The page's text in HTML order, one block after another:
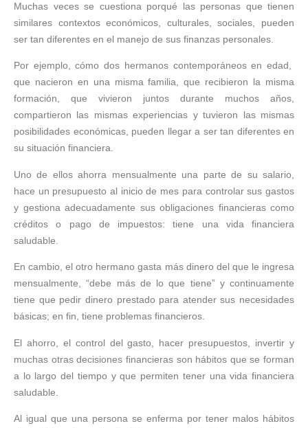
Muchas veces se cuestiona porqué las personas que tienen
similares contextos económicos, culturales, sociales, pueden
ser tan diferentes en el manejo de sus finanzas personales.
Por ejemplo, cómo dos hermanos contemporáneos en edad,
que nacieron en una misma familia, que recibieron la misma
formación, que vivieron juntos durante muchos años,
compartieron las mismas experiencias y tuvieron las mismas
posibilidades económicas, pueden llegar a ser tan diferentes en
su situación financiera.
Uno de ellos ahorra mensualmente una parte de su salario,
hace un presupuesto al inicio de mes para controlar sus gastos
y gestiona adecuadamente sus obligaciones financieras como
créditos o pago de impuestos: tiene una vida financiera
saludable.
En cambio, el otro hermano gasta más dinero del que le ingresa
mensualmente, “debe más de lo que tiene” y continuamente
tiene que pedir dinero prestado para atender sus necesidades
básicas; en fin, tiene problemas financieros.
El ahorro, el control del gasto, hacer presupuestos, invertir y
muchas otras decisiones financieras son hábitos que se forman
a lo largo del tiempo y que permiten tener una vida financiera
saludable.
Al igual que una persona se enferma por tener malos hábitos